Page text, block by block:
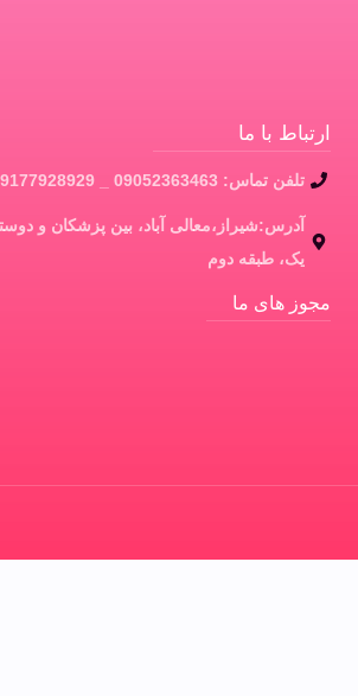
ارتباط با ما
تلفن تماس: 09052363463 _ 09177928929
آدرس:شیراز،معالی آباد، بین پزشکان و
یک، طبقه دوم
مجوز های ما